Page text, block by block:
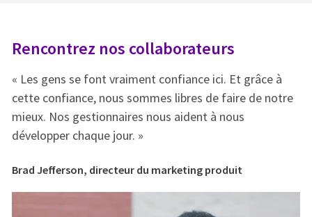
Rencontrez nos collaborateurs
« Les gens se font vraiment confiance ici. Et grâce à
cette confiance, nous sommes libres de faire de notre
mieux. Nos gestionnaires nous aident à nous
développer chaque jour. »
Brad Jefferson, directeur du marketing produit